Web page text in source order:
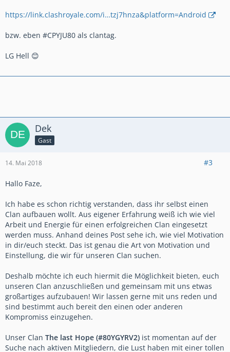
https://link.clashroyale.com/i…tzj7hnza&platform=Android
bzw. eben #CPYJU80 als clantag.
LG Hell 😊
Dek
Gast
14. Mai 2018 #3
Hallo Faze,
Ich habe es schon richtig verstanden, dass ihr selbst einen
Clan aufbauen wollt. Aus eigener Erfahrung weiß ich wie viel
Arbeit und Energie für einen erfolgreichen Clan eingesetzt
werden muss. Anhand deines Post sehe ich, wie viel Motivation
in dir/euch steckt. Das ist genau die Art von Motivation und
Einstellung, die wir für unseren Clan suchen.
Deshalb möchte ich euch hiermit die Möglichkeit bieten, euch
unseren Clan anzuschließen und gemeinsam mit uns etwas
großartiges aufzubauen! Wir lassen gerne mit uns reden und
sind bestimmt auch bereit den einen oder anderen
Kompromiss einzugehen.
Unser Clan The last Hope (#80YGYRV2) ist momentan auf der
Suche nach aktiven Mitgliedern, die Lust haben mit einer tollen